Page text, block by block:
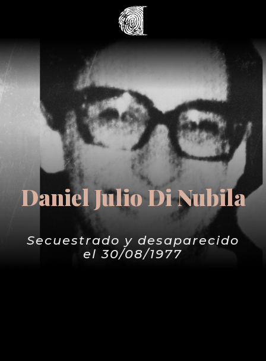
Daniel Julio Di Nubila
Secuestrado y desaparecido
el 30/08/1977